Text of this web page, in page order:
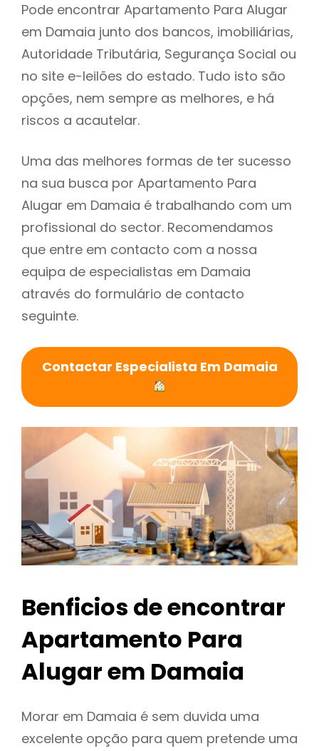
Pode encontrar Apartamento Para Alugar
em Damaia junto dos bancos, imobiliárias,
Autoridade Tributária, Segurança Social ou
no site e-leilões do estado. Tudo isto são
opções, nem sempre as melhores, e há
riscos a acautelar.
Uma das melhores formas de ter sucesso
na sua busca por Apartamento Para
Alugar em Damaia é trabalhando com um
profissional do sector. Recomendamos
que entre em contacto com a nossa
equipa de especialistas em Damaia
através do formulário de contacto
seguinte.
Contactar Especialista Em Damaia
Benficios de encontrar
Apartamento Para
Alugar em Damaia
Morar em Damaia é sem duvida uma
excelente opção para quem pretende uma